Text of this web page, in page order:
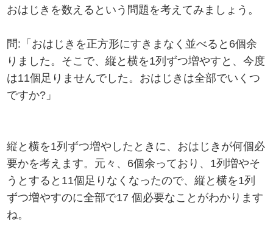
おはじきを数えるという問題を考えてみましょう。
問:「おはじきを正方形にすきまなく並べると6個余
りました。そこで、縦と横を1列ずつ増やすと、今度
は11個足りませんでした。おはじきは全部でいくつ
ですか?」
縦と横を1列ずつ増やしたときに、おはじきが何個必
要かを考えます。元々、6個余っており、1列増やそ
うとすると11個足りなくなったので、縦と横を1列
ずつ増やすのに全部で17 個必要なことがわかります
ね。